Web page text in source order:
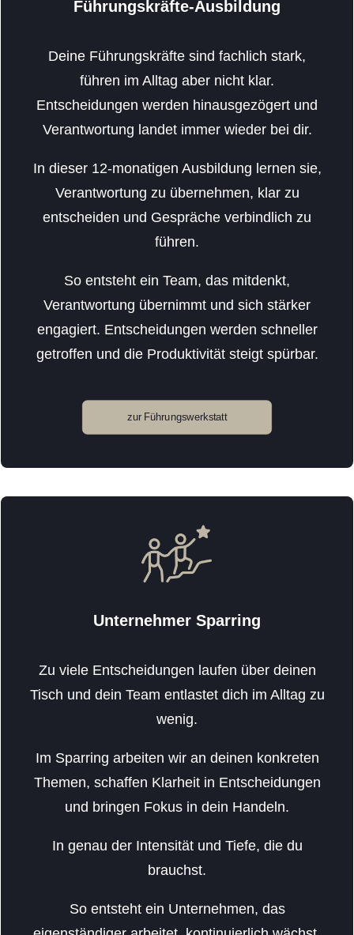
Führungskräfte-Ausbildung
Deine Führungskräfte sind fachlich stark,
führen im Alltag aber nicht klar.
Entscheidungen werden hinausgezögert und
Verantwortung landet immer wieder bei dir.
In dieser 12-monatigen Ausbildung lernen sie,
Verantwortung zu übernehmen, klar zu
entscheiden und Gespräche verbindlich zu
führen.
So entsteht ein Team, das mitdenkt,
Verantwortung übernimmt und sich stärker
engagiert. Entscheidungen werden schneller
getroffen und die Produktivität steigt spürbar.
zur Führungswerkstatt
Unternehmer Sparring
Zu viele Entscheidungen laufen über deinen
Tisch und dein Team entlastet dich im Alltag zu
wenig.
Im Sparring arbeiten wir an deinen konkreten
Themen, schaffen Klarheit in Entscheidungen
und bringen Fokus in dein Handeln.
In genau der Intensität und Tiefe, die du
brauchst.
So entsteht ein Unternehmen, das